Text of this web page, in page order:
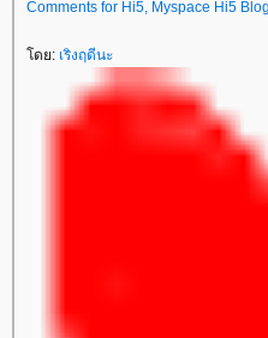
Comments for Hi5, Myspace Hi5
ดย: เริงฤดีนะ